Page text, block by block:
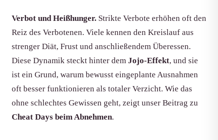
Verbot und Heißhunger. Strikte Verbote erhöhen oft den
Reiz des Verbotenen. Viele kennen den Kreislauf aus
strenger Diät, Frust und anschließendem Überessen.
Diese Dynamik steckt hinter dem Jojo-Effekt, und sie
ist ein Grund, warum bewusst eingeplante Ausnahmen
oft besser funktionieren als totaler Verzicht. Wie das
ohne schlechtes Gewissen geht, zeigt unser Beitrag zu
Cheat Days beim Abnehmen.